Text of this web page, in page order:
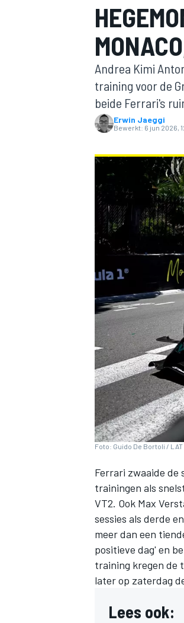
MOTOGP
INDYCAR
WEC
Andrea Kimi
training voor de
beide Ferrari's
Erwin Jaeggi
Bewerkt: 6 jun 2026,
Foto: Guido De Bortoli /
Ferrari zwaaide de
trainingen als
VT2. Ook Max
sessies als derde
meer dan een
positieve dag' en
training kregen de
later op zaterdag
Lees ook: